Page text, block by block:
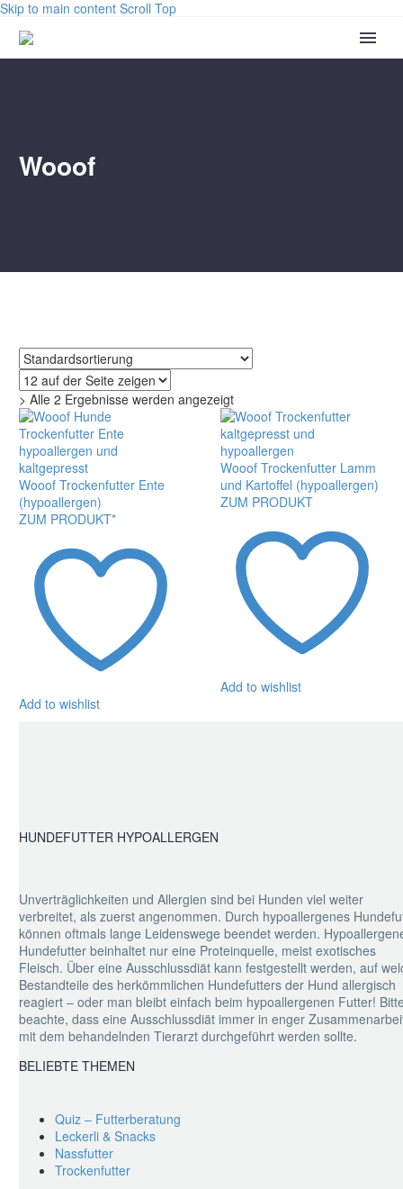
Skip to main content Scroll Top
Wooof
> Alle 2 Ergebnisse werden angezeigt
Wooof Trockenfutter Ente
(hypoallergen)
ZUM PRODUKT*
Add to wishlist
Wooof Trockenfutter Lamm
und Kartoffel (hypoallergen)
ZUM PRODUKT
Add to wishlist
HUNDEFUTTER HYPOALLERGEN
Unverträglichkeiten und Allergien sind bei Hunden viel weiter
verbreitet, als zuerst angenommen. Durch hypoallergenes
können oftmals lange Leidenswege beendet werden.
Hundefutter beinhaltet nur eine Proteinquelle, meist exotisches
Fleisch. Über eine Ausschlussdiät kann festgestellt werden, auf
Bestandteile des herkömmlichen Hundefutters der Hund allergisch
reagiert – oder man bleibt einfach beim hypoallergenen Futter!
beachte, dass eine Ausschlussdiät immer in enger
mit dem behandelnden Tierarzt durchgeführt werden sollte.
BELIEBTE THEMEN
Quiz – Futterberatung
Leckerli & Snacks
Nassfutter
Trockenfutter